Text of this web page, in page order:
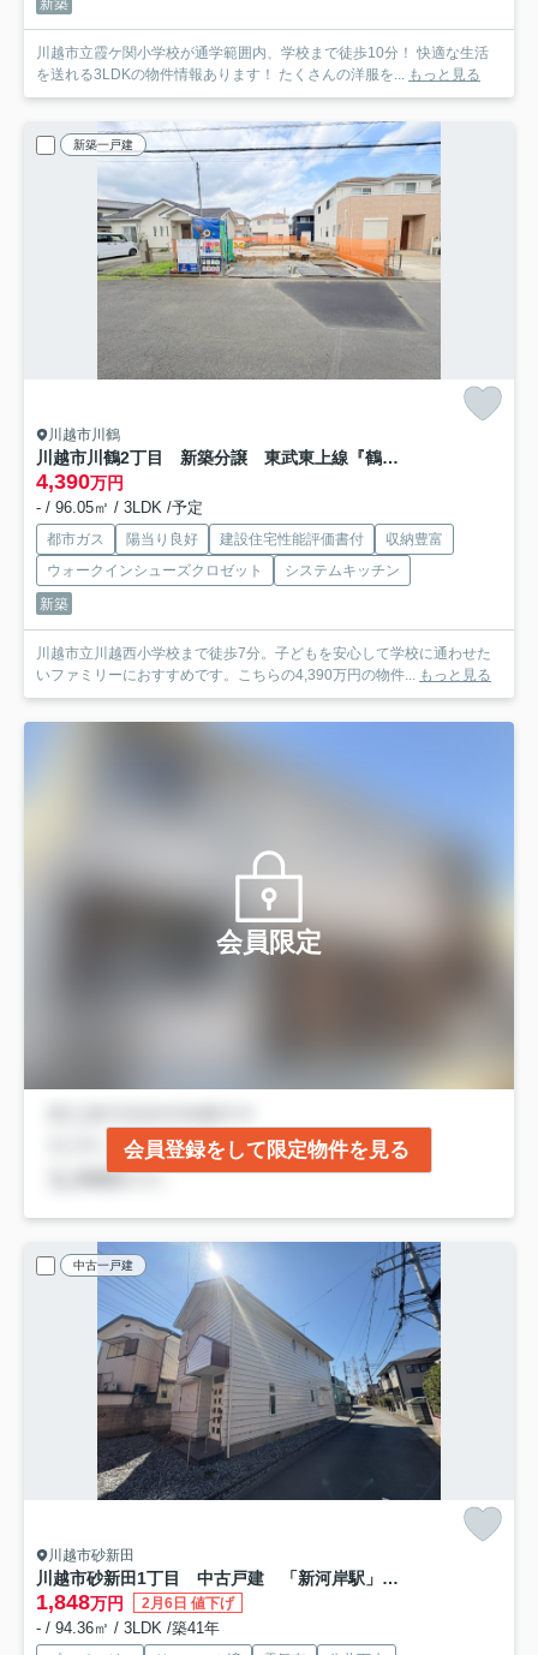
新築
川越市立霞ケ関小学校が通学範囲内、学校まで徒歩10分！ 快適な生活
を送れる3LDKの物件情報あります！ たくさんの洋服を... もっと見る
新築一戸建
川越市川鶴
川越市川鶴2丁目 新築分譲 東武東上線『鶴ヶ島駅』徒歩34分 【川越西小学区】
4,390万円
- / 96.05㎡ / 3LDK /予定
都市ガス 陽当り良好 建設住宅性能評価書付
収納豊富
ウォークインシューズクロゼット
システムキッチン
新築
川越市立川越西小学校まで徒歩7分。子どもを安心して学校に通わせた
いファミリーにおすすめです。こちらの4,390万円の物件... もっと見る
会員限定
会員登録をして限定物件を見る
中古一戸建
川越市砂新田
川越市砂新田1丁目 中古戸建 「新河岸駅」徒歩17分 敷地37坪 【高階北小学区】
1,848万円 2月6日 値下げ
- / 94.36㎡ / 3LDK /築41年